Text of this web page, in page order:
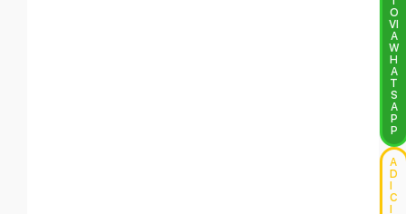
O
VI
A
W
H
A
T
S
A
P
P
A
D
C